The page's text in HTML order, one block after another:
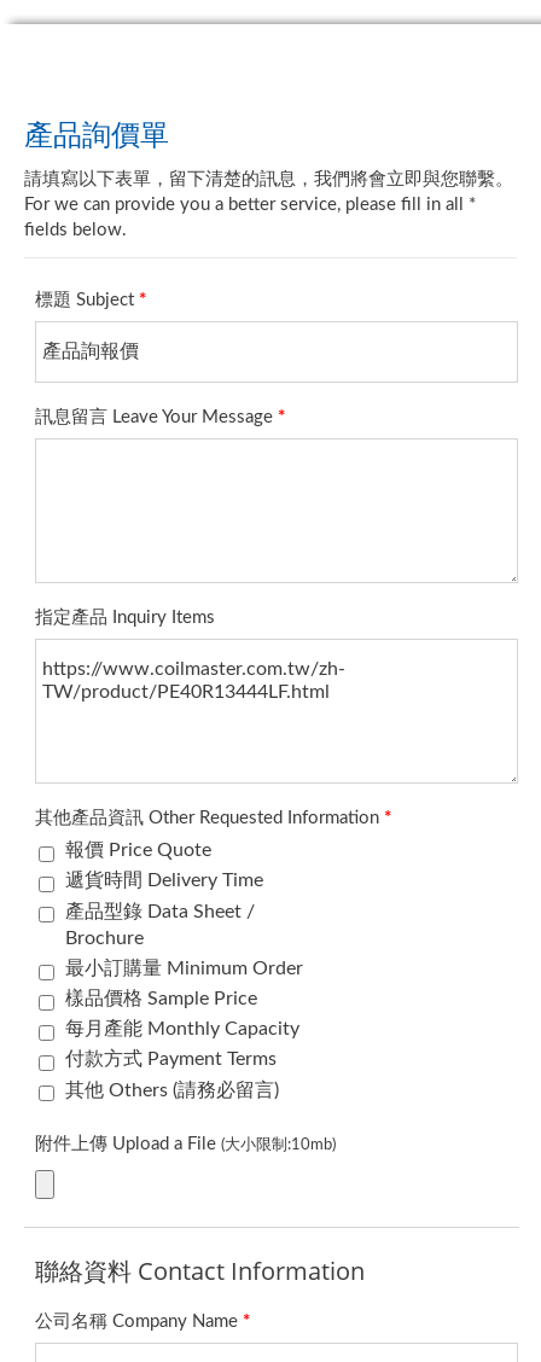
產品詢價單
請填寫以下表單，留下清楚的訊息，我們將會立即與您聯繫。
For we can provide you a better service, please fill in all *
fields below.
標題 Subject *
訊息留言 Leave Your Message *
指定產品 Inquiry Items
其他產品資訊 Other Requested Information *
報價 Price Quote
遞貨時間 Delivery Time
產品型錄 Data Sheet /
Brochure
最小訂購量 Minimum Order
樣品價格 Sample Price
每月產能 Monthly Capacity
付款方式 Payment Terms
其他 Others (請務必留言)
附件上傳 Upload a File (大小限制:10mb)
聯絡資料 Contact Information
公司名稱 Company Name *